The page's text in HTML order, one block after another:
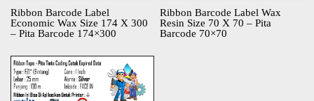
Ribbon Barcode Label
Economic Wax Size 174 X 300
– Pita Barcode 174×300
Ribbon Barcode Label Wax
Resin Size 70 X 70 – Pita
Barcode 70×70